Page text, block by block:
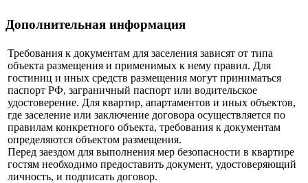
Дополнительная информация
Требования к документам для заселения зависят от типа
объекта размещения и применимых к нему правил. Для
гостиниц и иных средств размещения могут приниматься
паспорт РФ, заграничный паспорт или водительское
удостоверение. Для квартир, апартаментов и иных объектов,
где заселение или заключение договора осуществляется по
правилам конкретного объекта, требования к документам
определяются объектом размещения.
Перед заездом для выполнения мер безопасности в квартире
гостям необходимо предоставить документ, удостоверяющий
личность, и подписать договор.